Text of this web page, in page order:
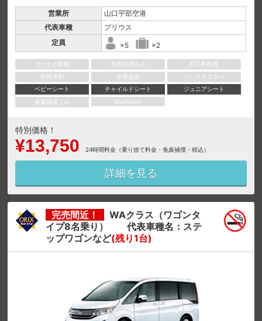
営業所
山口宇部空港
代表車種
プリウス
定員
×5 ×2
カーナビ搭載 免責補償込み
ETC車載器
利用者割
空港送迎
バックモニター
ベビーシート
チャイルドシート
ジュニアシート
免責補償フル
Bluetooth
特別価格！
¥13,750 24時間料金（乗り捨て料金・免責補償・税込）
詳細を見る
完売間近！
WAクラス（ワゴンタ
イプ8名乗り） 代表車種名：ステ
ップワゴンなど(残り1台)